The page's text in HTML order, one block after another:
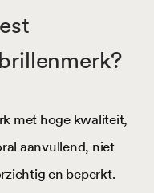
met hoge kwaliteit,
aanvullend, niet
en beperkt.